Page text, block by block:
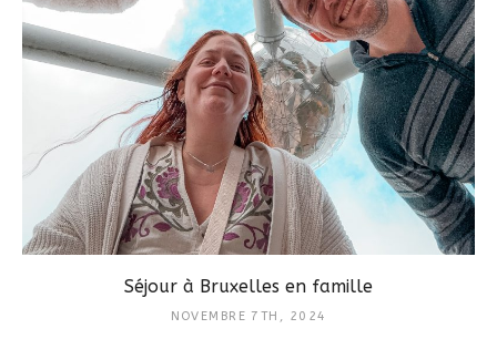
Séjour à Bruxelles en famille
NOVEMBRE 7TH, 2024